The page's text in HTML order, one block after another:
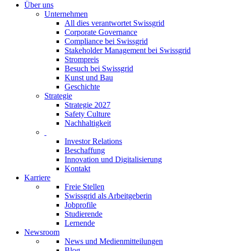
Über uns
Unternehmen
All dies verantwortet Swissgrid
Corporate Governance
Compliance bei Swissgrid
Stakeholder Management bei Swissgrid
Strompreis
Besuch bei Swissgrid
Kunst und Bau
Geschichte
Strategie
Strategie 2027
Safety Culture
Nachhaltigkeit
Investor Relations
Beschaffung
Innovation und Digitalisierung
Kontakt
Karriere
Freie Stellen
Swissgrid als Arbeitgeberin
Jobprofile
Studierende
Lernende
Newsroom
News und Medienmitteilungen